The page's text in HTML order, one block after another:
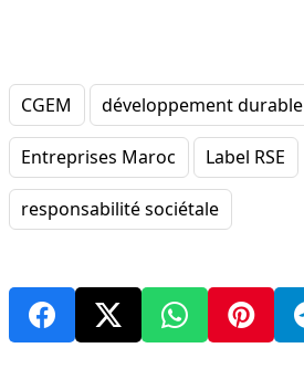
CGEM développement durable
Entreprises Maroc Label RSE
responsabilité sociétale